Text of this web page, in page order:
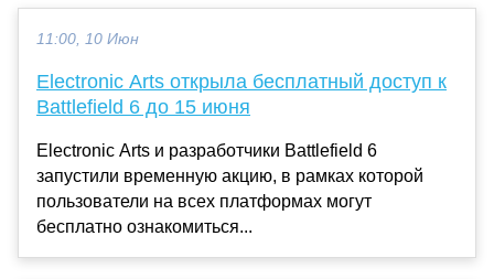
11:00, 10 Июн
Electronic Arts открыла бесплатный доступ к
Battlefield 6 до 15 июня
Electronic Arts и разработчики Battlefield 6
запустили временную акцию, в рамках которой
пользователи на всех платформах могут
бесплатно ознакомиться...